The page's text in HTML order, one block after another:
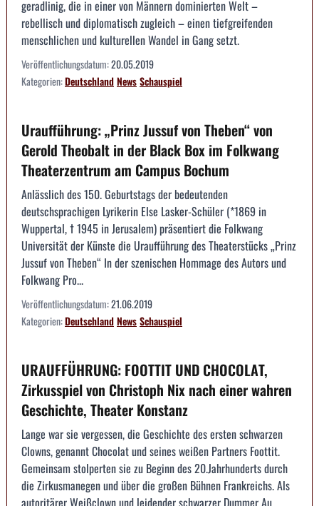
geradlinig, die in einer von Männern dominierten Welt –
rebellisch und diplomatisch zugleich – einen tiefgreifenden
menschlichen und kulturellen Wandel in Gang setzt.
Veröffentlichungsdatum:20.05.2019
Kategorien:DeutschlandNewsSchauspiel
Uraufführung: „Prinz Jussuf von Theben“ von
Gerold Theobalt in der Black Box im Folkwang
Theaterzentrum am Campus Bochum
Anlässlich des 150. Geburtstags der bedeutenden
deutschsprachigen Lyrikerin Else Lasker-Schüler (*1869 in
Wuppertal, † 1945 in Jerusalem) präsentiert die Folkwang
Universität der Künste die Uraufführung des Theaterstücks „Prinz
Jussuf von Theben“ In der szenischen Hommage des Autors und
Folkwang Pro...
Veröffentlichungsdatum:21.06.2019
Kategorien:DeutschlandNewsSchauspiel
URAUFFÜHRUNG: FOOTTIT UND CHOCOLAT,
Zirkusspiel von Christoph Nix nach einer wahren
Geschichte, Theater Konstanz
Lange war sie vergessen, die Geschichte des ersten schwarzen
Clowns, genannt Chocolat und seines weißen Partners Foottit.
Gemeinsam stolperten sie zu Beginn des 20.Jahrhunderts durch
die Zirkusmanegen und über die großen Bühnen Frankreichs. Als
autoritärer Weißclown und leidender schwarzer Dummer Au...